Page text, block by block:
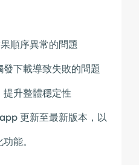
順序異常的問題
下載導致失敗的問題
升整體穩定性
更新至最新版本，以
能。